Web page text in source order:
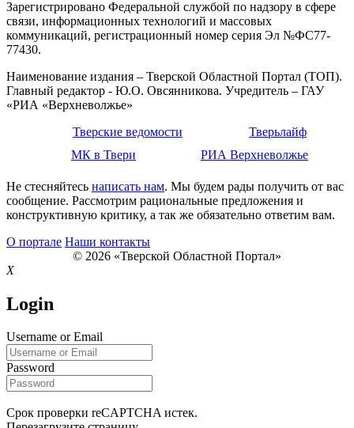
Зарегистрировано Федеральной службой по надзору в сфере
связи, информационных технологий и массовых
коммуникаций, регистрационный номер серия Эл №ФС77-
77430.
Наименование издания – Тверской Областной Портал (ТОП).
Главный редактор - Ю.О. Овсянникова. Учредитель – ГАУ
«РИА «Верхневолжье»
Тверские ведомости
Тверьлайф
МК в Твери
РИА Верхневолжье
Не стесняйтесь написать нам. Мы будем рады получить от вас
сообщение. Рассмотрим рациональные предложения и
конструктивную критику, а так же обязательно ответим вам.
О портале Наши контакты
© 2026 «Тверской Областной Портал»
X
Login
Username or Email
Password
Срок проверки reCAPTCHA истек.